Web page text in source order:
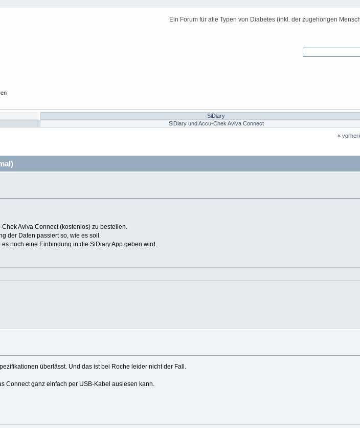
Ein Forum für alle Typen von Diabetes (inkl. der zugehörigen
SiDiary
SiDiary und Accu-Chek Aviva Connect
«
Aviva Connect (kostenlos) zu bestellen.
der Daten passiert so, wie es soll.
noch eine Einbindung in die SiDiary App geben wird.
überlässt. Und das ist bei Roche leider nicht der Fall.
Connect ganz einfach per USB-Kabel auslesen kann.